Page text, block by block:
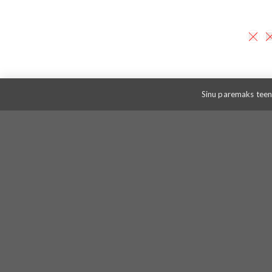
Sinu paremaks